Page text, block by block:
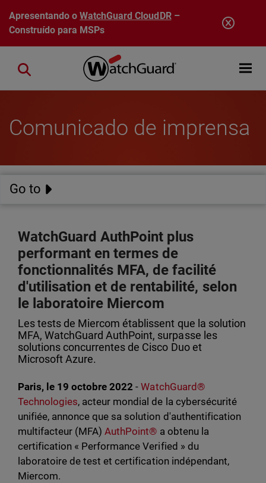
Pular para o conteúdo principal
Apresentando oWatchGuard CloudDR–
Construído para MSPs
Open
Close search
Comunicado de imprensa
Go to
WatchGuard AuthPoint plus
performant en termes de
fonctionnalités MFA, de facilité
d'utilisation et de rentabilité, selon
le laboratoire Miercom
Les tests de Miercom établissent que la solution
MFA, WatchGuard AuthPoint, surpasse les
solutions concurrentes de Cisco Duo et
Microsoft Azure.
Paris, le 19 octobre 2022 -WatchGuard®
Technologies, acteur mondial de la cybersécurité
unifiée, annonce que sa solution d'authentification
multifacteur (MFA)AuthPoint® a obtenu la
certification « Performance Verified » du
laboratoire de test et certification indépendant,
Miercom.